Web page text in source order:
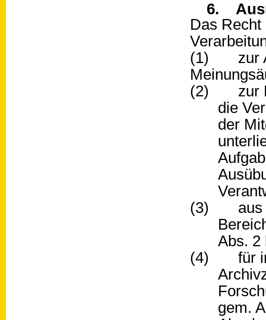
6.
Das
(1) zur
(2) zur
die
der
(3) aus
Abs. 2
(4) für im
gem.